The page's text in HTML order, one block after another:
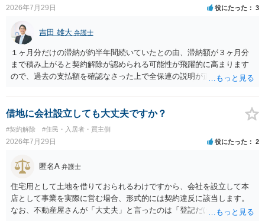
2026年7月29日 役にたった 3
吉田 雄大 弁護士
１ヶ月分だけの滞納が約半年間続いていたとの由、滞納額が３ヶ月分
まで積み上がると契約解除が認められる可能性が飛躍的に高まります
ので、過去の支払額を確認なさった上で全保連の説明が正しければ、
た理由は気になるところですが、中身のある返答は期待できないと思
います。
借地に会社設立しても大丈夫ですか？
#契約解除 #住民・入居者・買主側
2026年7月29日 役にたった 2
匿名A 弁護士
住宅用として土地を借りておられるわけですから、会社を設立して本
店として事業を実際に営む場合、形式的には契約違反に該当します。
なお、不動産屋さんが「大丈夫」と言ったのは「登記だけなら実務上